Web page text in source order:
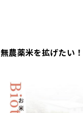
無農薬米を拡げたい！